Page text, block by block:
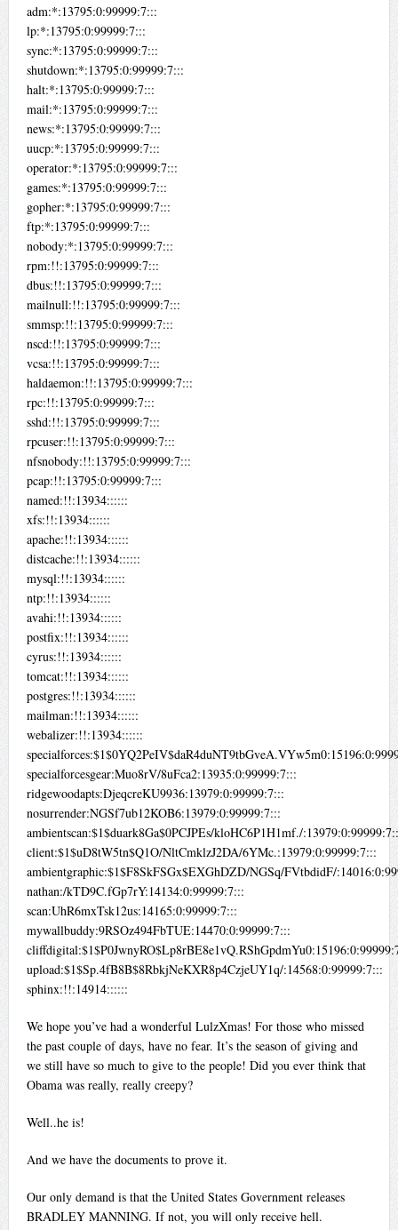
adm:*:13795:0:99999:7:::
lp:*:13795:0:99999:7:::
sync:*:13795:0:99999:7:::
shutdown:*:13795:0:99999:7:::
halt:*:13795:0:99999:7:::
mail:*:13795:0:99999:7:::
news:*:13795:0:99999:7:::
uucp:*:13795:0:99999:7:::
operator:*:13795:0:99999:7:::
games:*:13795:0:99999:7:::
gopher:*:13795:0:99999:7:::
ftp:*:13795:0:99999:7:::
nobody:*:13795:0:99999:7:::
rpm:!!:13795:0:99999:7:::
dbus:!!:13795:0:99999:7:::
mailnull:!!:13795:0:99999:7:::
smmsp:!!:13795:0:99999:7:::
nscd:!!:13795:0:99999:7:::
vcsa:!!:13795:0:99999:7:::
haldaemon:!!:13795:0:99999:7:::
rpc:!!:13795:0:99999:7:::
sshd:!!:13795:0:99999:7:::
rpcuser:!!:13795:0:99999:7:::
nfsnobody:!!:13795:0:99999:7:::
pcap:!!:13795:0:99999:7:::
named:!!:13934::::::
xfs:!!:13934::::::
apache:!!:13934::::::
distcache:!!:13934::::::
mysql:!!:13934::::::
ntp:!!:13934::::::
avahi:!!:13934::::::
postfix:!!:13934::::::
cyrus:!!:13934::::::
tomcat:!!:13934::::::
postgres:!!:13934::::::
mailman:!!:13934::::::
webalizer:!!:13934::::::
specialforcesgear:Muo8rV/8uFca2:13935:0:99999:7:::
ridgewoodapts:DjeqcreKU9936:13979:0:99999:7:::
nosurrender:NGSf7ub12KOB6:13979:0:99999:7:::
ambientscan:$1$duark8Ga$0PCJPEs/kloHC6P1H1mf./
client:$1$uD8tW5tn$Q1O/NltCmklzJ2DA/6YMc.:13979:0:99999:7:::
ambientgraphic:$1$F8SkFSGx$EXGhDZD/NGSq/FVtbdidF/
nathan:/kTD9C.fGp7rY:14134:0:99999:7:::
scan:UhR6mxTsk12us:14165:0:99999:7:::
mywallbuddy:9RSOz494FbTUE:14470:0:99999:7:::
upload:$1$Sp.4fB8B$8RbkjNeKXR8p4CzjeUY1q/:14568:0:99999:7:::
sphinx:!!:14914::::::
We hope you’ve had a wonderful LulzXmas! For those who missed
the past couple of days, have no fear. It’s the season of giving and
we still have so much to give to the people! Did you ever think that
Obama was really, really creepy?
Well..he is!
And we have the documents to prove it.
Our only demand is that the United States Government releases
BRADLEY MANNING. If not, you will only receive hell.